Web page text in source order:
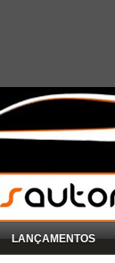
LANÇAMENTOS